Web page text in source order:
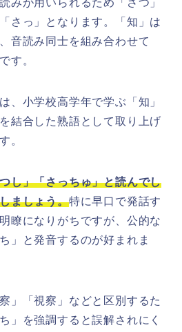
みが用いられるため「さつ」
さっ」となります。「知」は
音読み同士を組み合わせて
す。
、小学校高学年で学ぶ「知」
結合した熟語として取り上げ
。
し」「さっちゅ」と読んでし
ましょう。特に早口で発話す
瞭になりがちですが、公的な
」と発音するのが好まれま
」「視察」などと区別するた
」を強調すると誤解されにく